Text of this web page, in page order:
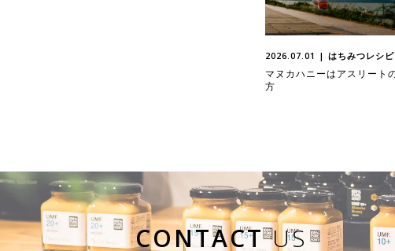
2026.07.01 | はちみつレシピ
マヌカハニーはアスリート
方
CONTACTUS